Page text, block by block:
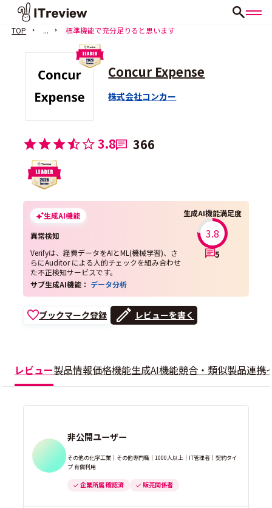
TOP ... 標準機能で充分足りると思います
Concur Expense
株式会社コンカー
3.8 366
生成AI機能
異常検知
Verifyは、経費データをAIとML(機械学習)、さ
らにAuditor による人的チェックを組み合わせ
た不正検知サービスです。
生成AI機能満足度
3.8
5
サブ生成AI機能： データ分析
ブックマーク登録 レビューを書く
レビュー製品情報価格機能生成AI機能競合・類似製品連携
非公開ユーザー
その他の化学工業｜その他専門職｜1000人以上｜IT管理者｜契約タイ
プ 有償利用
企業所属 確認済 販売関係者